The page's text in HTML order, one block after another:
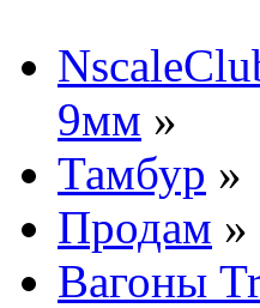
9мм »
Тамбур »
Продам »
Вагоны